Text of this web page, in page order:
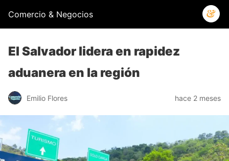
Comercio & Negocios
El Salvador lidera en rapidez
aduanera en la región
Emilio Flores hace 2 meses